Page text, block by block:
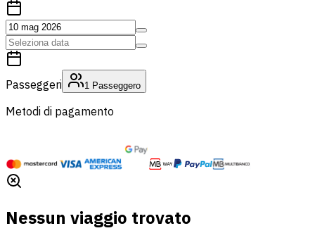
Passeggeri 1 Passeggero
Metodi di pagamento
Nessun viaggio trovato